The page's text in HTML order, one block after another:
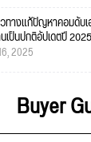
ทางแก้ปัญหาคอมดับเ
เป็นปกติอัปเดตปี 2025
2025
Buyer